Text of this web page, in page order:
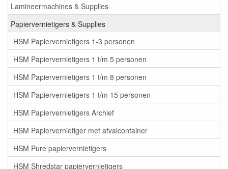
Lamineermachines & Supplies
Papiervernietigers & Supplies
HSM Papiervernietigers 1-3 personen
HSM Papiervernietigers 1 t/m 5 personen
HSM Papiervernietigers 1 t/m 8 personen
HSM Papiervernietigers 1 t/m 15 personen
HSM Papiervernietigers Archief
HSM Papiervernietiger met afvalcontainer
HSM Pure papiervernietigers
HSM Shredstar papiervernietigers